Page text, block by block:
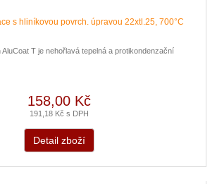
AluCoat T je nehořlavá tepelná a protikondenzační
158,00 Kč
191,18 Kč s DPH
Detail zboží